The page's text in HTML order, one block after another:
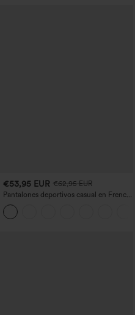
€53,95 EUR €62,95 EUR
Pantalones deportivos casual en French
terry con estampado denim, tiro medio,
estilo jeans y bolsillos